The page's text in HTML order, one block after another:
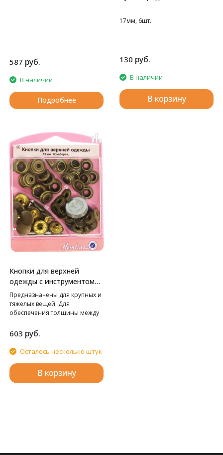
587 руб.
В наличии
Подробнее
17мм, 6шт.
130 руб.
В наличии
В корзину
Кнопки для верхней
одежды с инструментом
для установки HEMLINE
Предназначены для крупных и
тяжелых вещей. Для
обеспечения толщины между
используйте подкладочную
ткань. Внимание! Слишком
сильные удары молотка могут
повредить поверхность
кнопки! Всегда работайте на
плоской устойчивой
поверхности, защищенной
603 руб.
Осталось несколько штук
В корзину